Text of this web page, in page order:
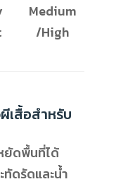
Medium
/High
เสื้อสำหรับ
ยัดพื้นที่ได้
ดรัดและน้ำ